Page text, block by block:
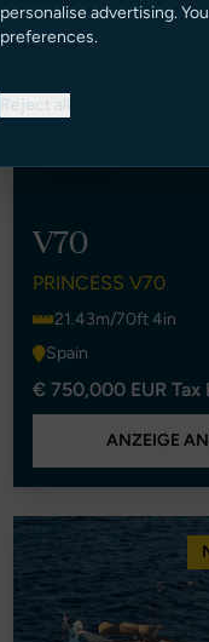
V70
PRINCESS V70
21.43m/70ft 4in
Spain
€ 750,000 EUR Tax
ANZEIGE
personalise advertising.
preferences.
Reject all